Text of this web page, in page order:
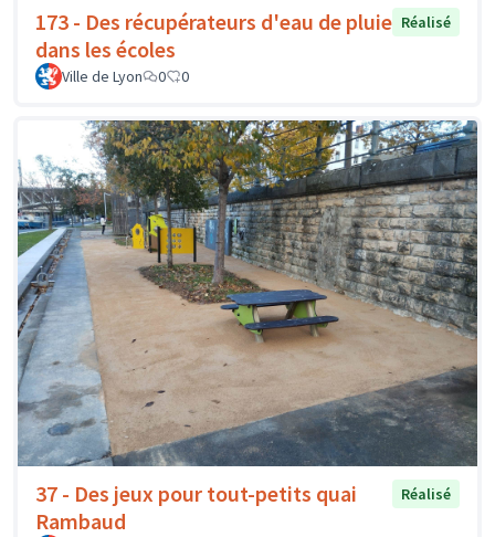
173 - Des récupérateurs d'eau de pluie
dans les écoles
Réalisé
Ville de Lyon 0 0
37 - Des jeux pour tout-petits quai
Rambaud
Réalisé